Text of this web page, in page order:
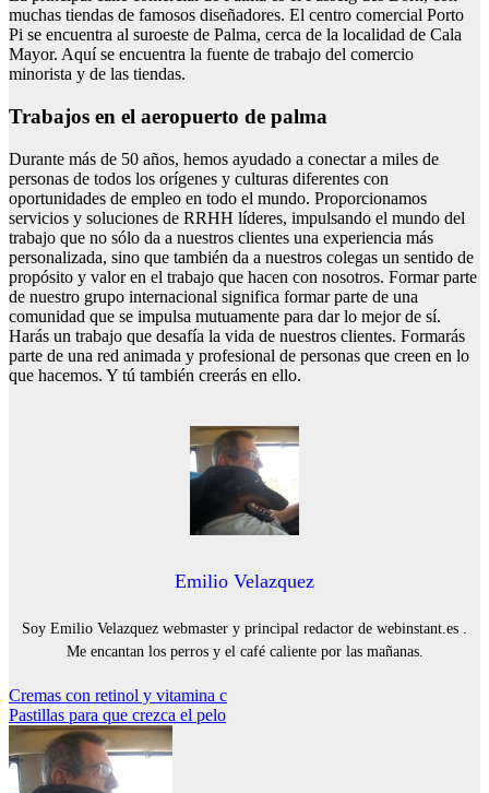
muchas tiendas de famosos diseñadores. El centro comercial Porto
Pi se encuentra al suroeste de Palma, cerca de la localidad de Cala
Mayor. Aquí se encuentra la fuente de trabajo del comercio
minorista y de las tiendas.
Trabajos en el aeropuerto de palma
Durante más de 50 años, hemos ayudado a conectar a miles de
personas de todos los orígenes y culturas diferentes con
oportunidades de empleo en todo el mundo. Proporcionamos
servicios y soluciones de RRHH líderes, impulsando el mundo del
trabajo que no sólo da a nuestros clientes una experiencia más
personalizada, sino que también da a nuestros colegas un sentido de
propósito y valor en el trabajo que hacen con nosotros. Formar parte
de nuestro grupo internacional significa formar parte de una
comunidad que se impulsa mutuamente para dar lo mejor de sí.
Harás un trabajo que desafía la vida de nuestros clientes. Formarás
parte de una red animada y profesional de personas que creen en lo
que hacemos. Y tú también creerás en ello.
Emilio Velazquez
Soy Emilio Velazquez webmaster y principal redactor de webinstant.es .
Me encantan los perros y el café caliente por las mañanas.
Navegación
de
entradas
Cremas con retinol y vitamina c
Pastillas para que crezca el pelo